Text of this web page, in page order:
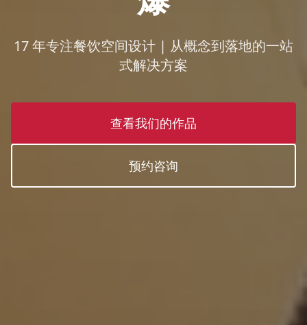
17 年专注餐饮空间设计 | 从概念到落地的一站
式解决方案
查看我们的作品
预约咨询